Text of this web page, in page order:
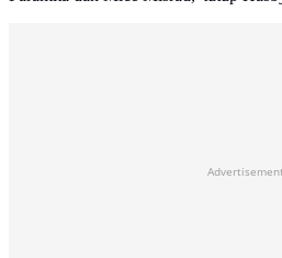
Advertisement